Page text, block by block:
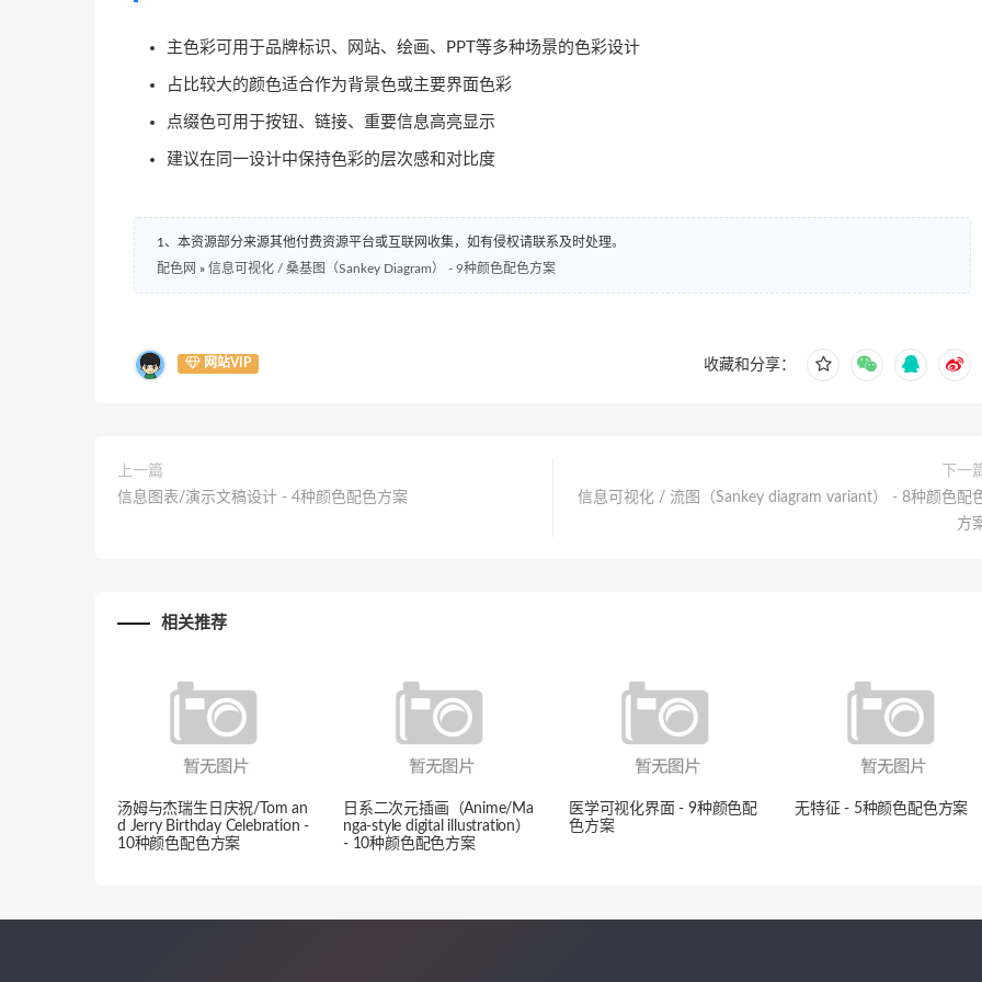
主色彩可用于品牌标识、网站、绘画、PPT等多种场景的色彩设计
占比较大的颜色适合作为背景色或主要界面色彩
点缀色可用于按钮、链接、重要信息高亮显示
建议在同一设计中保持色彩的层次感和对比度
1、本资源部分来源其他付费资源平台或互联网收集，如有侵权请联系及时处理。
配色网 » 信息可视化 / 桑基图（Sankey Diagram） - 9种颜色配色方案
网站VIP 收藏和分享：
上一篇
信息图表/演示文稿设计 - 4种颜色配色方案
下一
信息可视化 / 流图（Sankey diagram variant） - 8种颜色配
方
相关推荐
汤姆与杰瑞生日庆祝/Tom an
d Jerry Birthday Celebration -
10种颜色配色方案
日系二次元插画（Anime/Ma
nga-style digital illustration）
- 10种颜色配色方案
医学可视化界面 - 9种颜色配
色方案
无特征 - 5种颜色配色方案